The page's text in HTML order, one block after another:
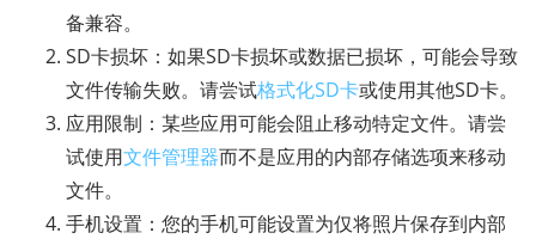
备兼容。
SD卡损坏：如果SD卡损坏或数据已损坏，可能会导致
文件传输失败。请尝试格式化SD卡或使用其他SD卡。
应用限制：某些应用可能会阻止移动特定文件。请尝
试使用文件管理器而不是应用的内部存储选项来移动
文件。
手机设置：您的手机可能设置为仅将照片保存到内部